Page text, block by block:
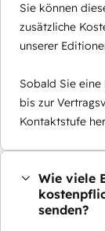
Sie können
zusätzliche
unserer
Sobald Sie
bis zur
Kontaktstufe
Wie viele
senden?